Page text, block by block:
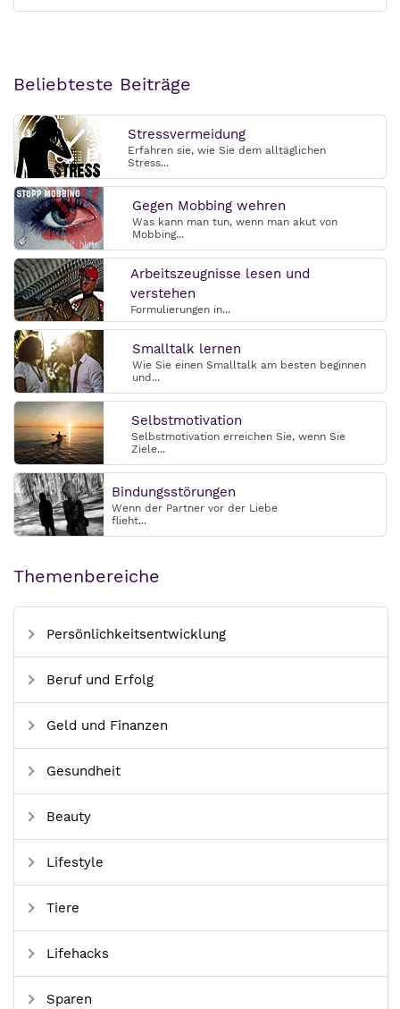
Beliebteste Beiträge
Stressvermeidung
Erfahren sie, wie Sie dem alltäglichen
Stress...
Gegen Mobbing wehren
Was kann man tun, wenn man akut von
Mobbing...
Arbeitszeugnisse lesen und
verstehen
Formulierungen in...
Smalltalk lernen
Wie Sie einen Smalltalk am besten beginnen
und...
Selbstmotivation
Selbstmotivation erreichen Sie, wenn Sie
Ziele...
Bindungsstörungen
Wenn der Partner vor der Liebe
flieht...
Themenbereiche
Persönlichkeitsentwicklung
Beruf und Erfolg
Geld und Finanzen
Gesundheit
Beauty
Lifestyle
Tiere
Lifehacks
Sparen